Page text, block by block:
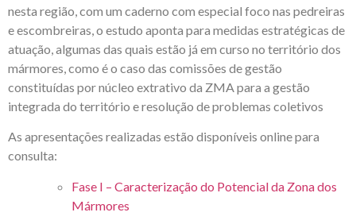
nesta região, com um caderno com especial foco nas pedreiras
e escombreiras, o estudo aponta para medidas estratégicas de
atuação, algumas das quais estão já em curso no território dos
mármores, como é o caso das comissões de gestão
constituídas por núcleo extrativo da ZMA para a gestão
integrada do território e resolução de problemas coletivos
As apresentações realizadas estão disponíveis online para
consulta:
Fase I – Caracterização do Potencial da Zona dos
Mármores